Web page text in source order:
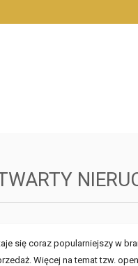
się coraz popularniejszy w
Więcej na temat tzw.